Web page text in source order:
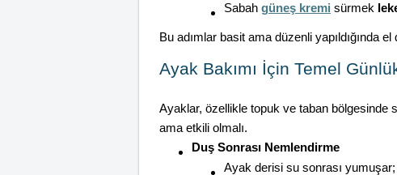
Sabah güneş kremi sürmek
Bu adımlar basit ama düzenli yapıldığında
Ayak Bakımı İçin Temel
Ayaklar, özellikle topuk ve taban bölgesinde
ama etkili olmalı.
Duş Sonrası Nemlendirme
Ayak derisi su sonrası yumuşar;